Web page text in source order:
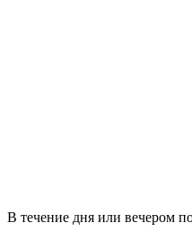
В течение дня или вечером